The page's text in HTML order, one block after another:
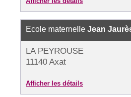
Ecole maternelle Jean
LA PEYROUSE
11140 Axat
Afficher les détails